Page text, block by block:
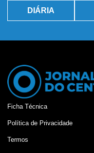
DIÁRIA
Ficha Técnica
Política de Privacidade
Termos